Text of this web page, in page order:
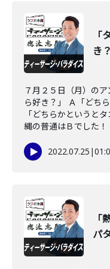
き
７月２５日（月）の
ら好き？」 Ａ「ど
「どちらかというと
縄の普通はＢでした！
2022.07.25 |
パ